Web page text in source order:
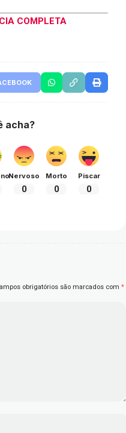
COMPLETA
acha?
Nervoso
0
Morto
0
Piscar
0
obrigatórios são marcados com *